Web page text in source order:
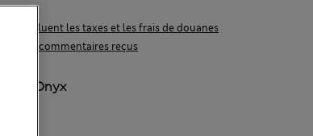
2 les commentaires reçus
€
prix incluent les taxes et les frais de douanes
Onyx